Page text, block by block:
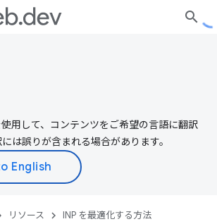
用して、コンテンツをご希望の言語に翻訳
は誤りが含まれる場合があります。
リソース INP を最適化する方法